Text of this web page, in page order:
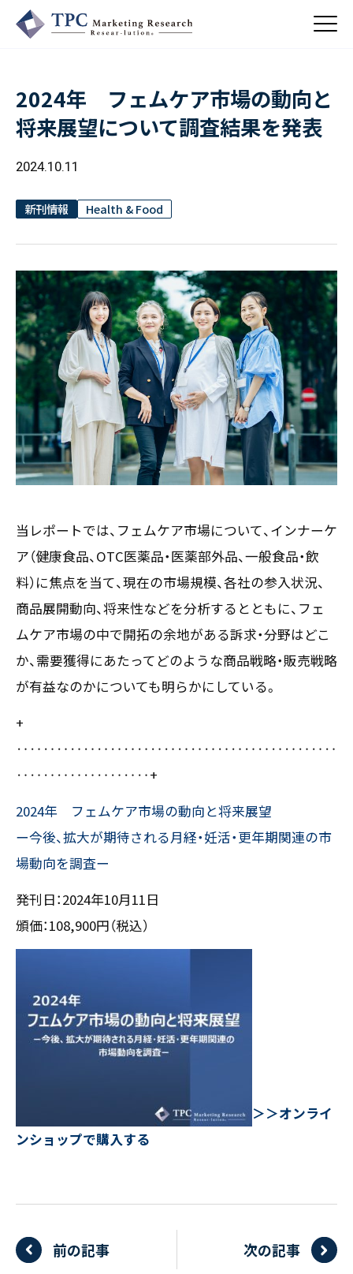
TPCマーケティングリサーチ株式会社
大阪市西区新町2-4-2 なにわ筋SIAビル［Map］
［ 24時間受付中 ］
06-6538-5358
［ 9:00-17:00 土日祝除く ］
About Us ／ TPCについて
会社概要・沿革
CSR
Business
コンサルティング
- 競合調査
- アンケート調査
- クイックリサーチ
自主企画調査
お客様の声
Health & Food
Pharmaceuticals & Medical
Chemical & Life Sciences
Topics ／ トピックス
ALL
お知らせ
新刊情報
掲載情報
Newsletter
インタビュー
セミナー情報
Recruit ／ 採用情報
採用TOP
- 求める人物像
- 人事育成システム
- 先輩社員の声
- エントリー一覧
- TPCでの働き方
Contents ／ 事業紹介
お問い合わせ
情報セキュリティ基本方針
コンプライアンス規程
2024年 フェムケア市場の動向と
将来展望について調査結果を発表
2024.10.11
新刊情報 Health & Food
当レポートでは、フェムケア市場について、インナーケ
ア（健康食品、OTC医薬品・医薬部外品、一般食品・飲
料）に焦点を当て、現在の市場規模、各社の参入状況、
商品展開動向、将来性などを分析するとともに、フェ
ムケア市場の中で開拓の余地がある訴求・分野はどこ
か、需要獲得にあたってどのような商品戦略・販売戦略
が有益なのかについても明らかにしている。
+
‥‥‥‥‥‥‥‥‥‥‥‥‥‥‥‥‥‥‥‥‥‥‥‥
‥‥‥‥‥‥‥‥‥‥+
2024年 フェムケア市場の動向と将来展望
ー今後、拡大が期待される月経・妊活・更年期関連の市
場動向を調査ー
発刊日：2024年10月11日
頒価：108,900円（税込）
＞＞オンライ
ンショップで購入する
前の記事 次の記事